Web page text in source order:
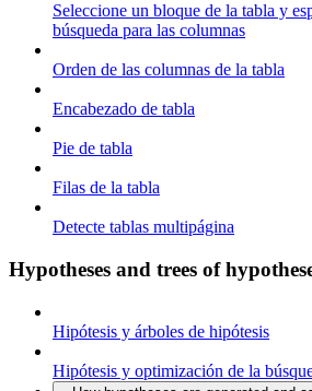
Seleccione un bloque de la tabla y
búsqueda para las columnas
Orden de las columnas de la tabla
Encabezado de tabla
Pie de tabla
Filas de la tabla
Detecte tablas multipágina
Hypotheses and trees of
Hipótesis y árboles de hipótesis
Hipótesis y optimización de la